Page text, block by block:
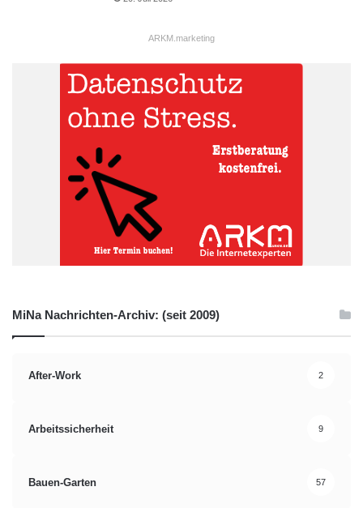
ARKM.marketing
MiNa Nachrichten-Archiv: (seit 2009)
After-Work 2
Arbeitssicherheit 9
Bauen-Garten 57